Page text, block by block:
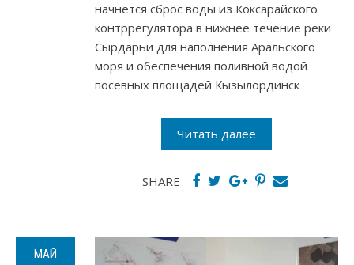
начнется сброс воды из Коксарайского
контррегулятора в нижнее течение реки
Сырдарьи для наполнения Аральского
моря и обеспечения поливной водой
посевных площадей Кызылординск
Читать далее
SHARE
МАЙ